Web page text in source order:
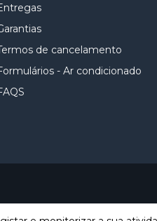
de cancelamento
- Ar condicionado